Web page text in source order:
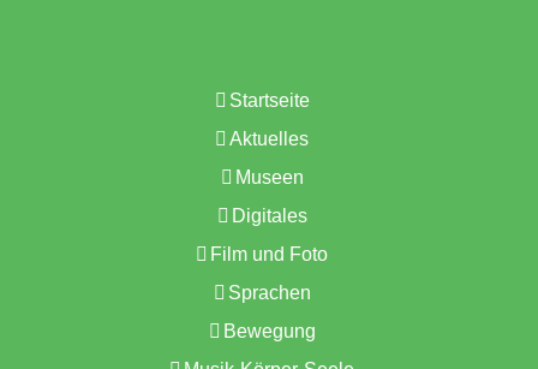
Startseite
Aktuelles
Museen
Digitales
Film und Foto
Sprachen
Bewegung